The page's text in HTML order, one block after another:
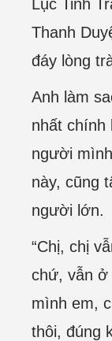
Lục Tinh
Thanh
đáy lòng
Anh làm
nhất chính
người
này, cũng
người lớn.
“Chị, chị
chứ, vẫn ở
mình em,
thôi, đúng